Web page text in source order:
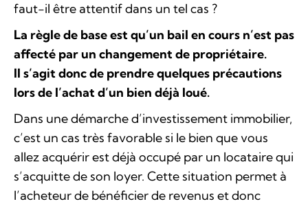
faut-il être attentif dans un tel cas ?
La règle de base est qu’un bail en cours n’est pas
affecté par un changement de propriétaire.
Il s’agit donc de prendre quelques précautions
lors de l’achat d’un bien déjà loué.
Dans une démarche d’investissement immobilier,
c’est un cas très favorable si le bien que vous
allez acquérir est déjà occupé par un locataire qui
s’acquitte de son loyer. Cette situation permet à
l’acheteur de bénéficier de revenus et donc